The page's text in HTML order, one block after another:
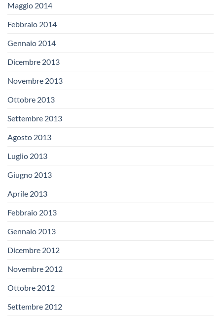
Maggio 2014
Febbraio 2014
Gennaio 2014
Dicembre 2013
Novembre 2013
Ottobre 2013
Settembre 2013
Agosto 2013
Luglio 2013
Giugno 2013
Aprile 2013
Febbraio 2013
Gennaio 2013
Dicembre 2012
Novembre 2012
Ottobre 2012
Settembre 2012